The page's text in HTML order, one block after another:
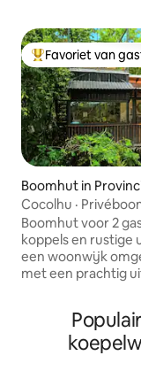
Topfavoriet van
Favoriet van
Boomhut in
anacaste
Cocolhu ·
oceaan ·
Boomhut voor 2
koppels en rustige
een woonwijk
met een prachtig
centrum van Tamarindo.
kleine zwembad
tot rust in